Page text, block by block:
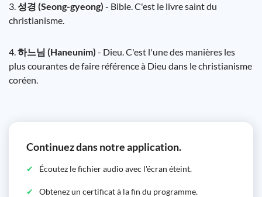
3. 성경 (Seong-gyeong) - Bible. C'est le livre saint du
christianisme.
4.하느님 (Haneunim) - Dieu. C'est l'une des manières les
plus courantes de faire référence à Dieu dans le christianisme
coréen.
Continuez dans notre application.
Écoutez le fichier audio avec l'écran éteint.
Obtenez un certificat à la fin du programme.